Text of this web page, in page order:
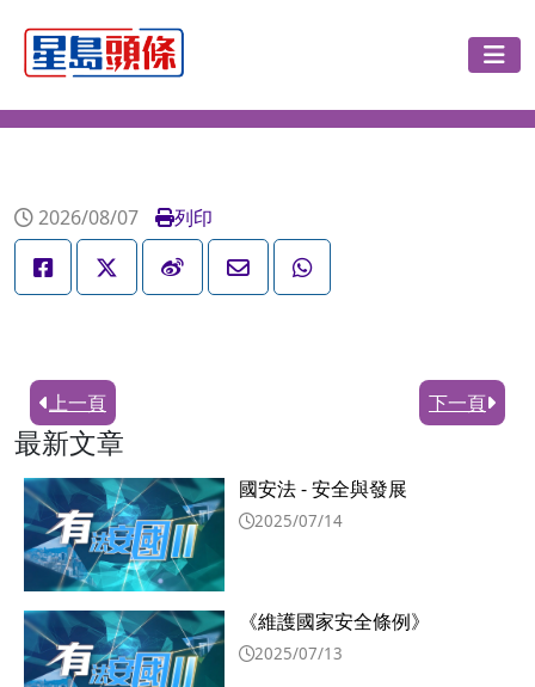
2026/08/07 列印
上一頁 下一頁
最新文章
國安法 - 安全與發展
2025/07/14
《維護國家安全條例》
2025/07/13